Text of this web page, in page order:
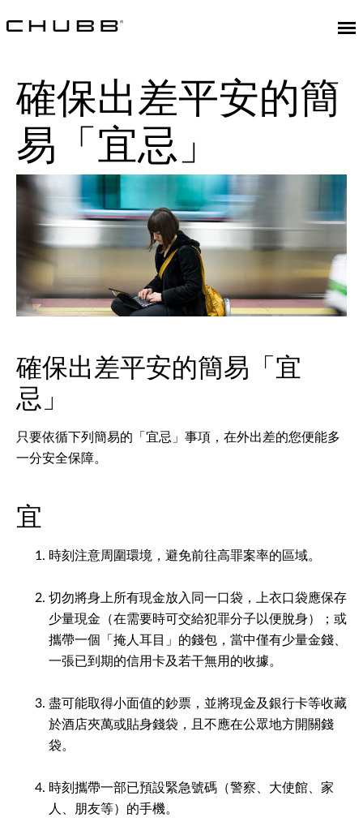
確保出差平安的簡
易「宜忌」
確保出差平安的簡易「宜
忌」
只要依循下列簡易的「宜忌」事項，在外出差的您便能多
一分安全保障。
宜
時刻注意周圍環境，避免前往高罪案率的區域。
切勿將身上所有現金放入同一口袋，上衣口袋應保存
少量現金（在需要時可交給犯罪分子以便脫身）；或
攜帶一個「掩人耳目」的錢包，當中僅有少量金錢、
一張已到期的信用卡及若干無用的收據。
盡可能取得小面值的鈔票，並將現金及銀行卡等收藏
於酒店夾萬或貼身錢袋，且不應在公眾地方開關錢
袋。
時刻攜帶一部已預設緊急號碼（警察、大使館、家
人、朋友等）的手機。